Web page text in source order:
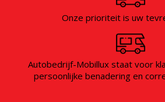
Onze prioriteit is uw
Autobedrijf-Mobillux staat voor
persoonlijke benadering en